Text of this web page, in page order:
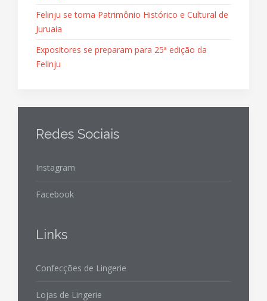
Felinju se torna Patrimônio Histórico e Cultural de
Juruaia
Expositores se preparam para 25ª edição da
Felinju
Redes Sociais
Instagram
Facebook
Links
Confecções de Lingerie
Lojas de Lingerie